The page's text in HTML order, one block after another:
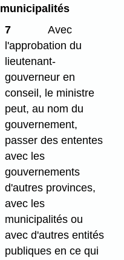
municipalités
7
Avec
l'approbation du
lieutenant-
gouverneur en
conseil, le ministre
peut, au nom du
gouvernement,
passer des ententes
avec les
gouvernements
d'autres provinces,
avec les
municipalités ou
avec d'autres entités
publiques en ce qui